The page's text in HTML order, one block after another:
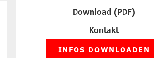
Download (PDF)
Kontakt
INFOS DOWNLOADEN